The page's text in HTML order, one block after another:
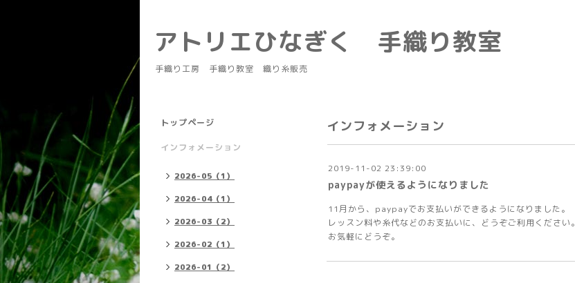
アトリエひなぎく 手織り教室
手織り工房 手織り教室 織り糸販売
インフォメーション
2019-11-02 23:39:00
paypayが使えるようになりました
11月から、paypayでお支払いができるようになりました。
レッスン料や糸代などのお支払いに、どうぞご利用ください。
お気軽にどうぞ。
トップページ
インフォメーション
2026-05（1）
2026-04（1）
2026-03（2）
2026-02（1）
2026-01（2）